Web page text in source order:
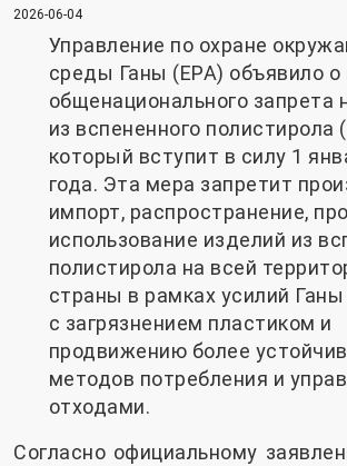
2026-06-04
Управление по охране
среды Ганы (EPA) объявило о
общенационального запрета
из вспененного полистирола
который вступит в силу 1
года. Эта мера запретит
импорт, распространение,
использование изделий из
полистирола на всей
страны в рамках усилий Ганы
с загрязнением пластиком и
продвижению более
методов потребления и
отходами.
Согласно официальному